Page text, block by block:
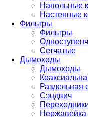
Напольные
Настенные
Фильтры
Фильтры
Сетчатые
Дымоходы
Дымоходы
Раздельная
Сэндвич
Нержавейка